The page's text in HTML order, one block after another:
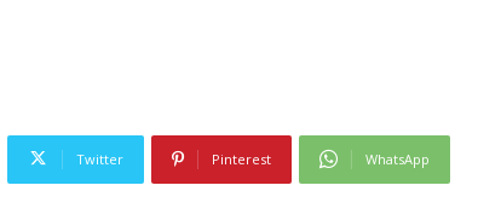
Twitter Pinterest WhatsApp